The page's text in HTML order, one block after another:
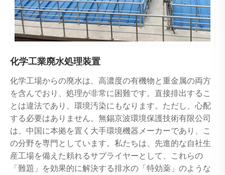
化学工業廃水処理装置
化学工場からの廃水は、高濃度の有機物と重金属の両方
を含んでおり、処理が非常に困難です。直接排出するこ
とは違法であり、環境汚染にもなります。ただし、心配
する必要はありません。無錫京波環境保護技術有限公司
は、中国に本拠を置く大手環境機器メーカーであり、こ
の分野を専門としています。私たちは、先進的な自社生
産工場を備えた頼れるサプライヤーとして、これらの
「難題」を効果的に解決する排水の「特効薬」のような